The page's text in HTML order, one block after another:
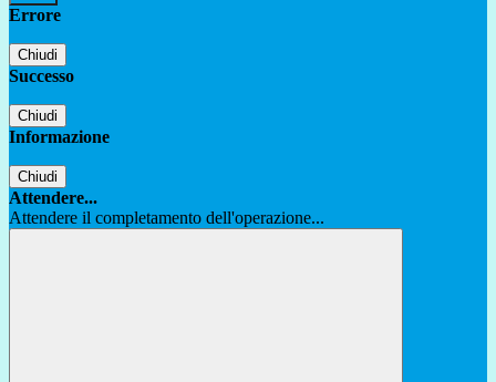
Errore
Chiudi
Successo
Chiudi
Informazione
Chiudi
Attendere...
Attendere il completamento dell'operazione...